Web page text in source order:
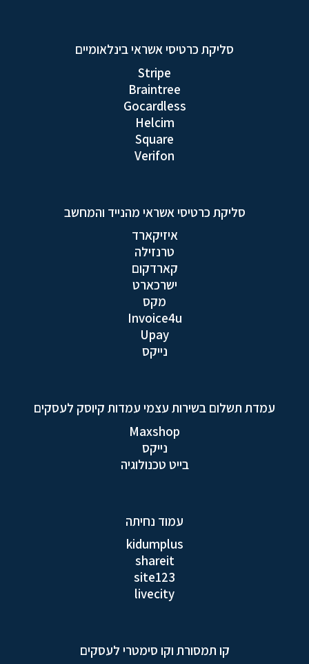
סליקת כרטיסי אשראי בינלאומיים
Stripe
Braintree
Gocardless
Helcim
Square
Verifon
סליקת כרטיסי אשראי מהנייד והמחשב
איזיקארד
טרנזילה
קארדקום
ישרכארט
מקס
Invoice4u
Upay
נייקס
עמדת תשלום בשירות עצמי עמדות קיוסק לעסקים
Maxshop
נייקס
בייט טכנולוגיה
עמוד נחיתה
kidumplus
shareit
site123
livecity
קו תמסורת וקו סימטרי לעסקים